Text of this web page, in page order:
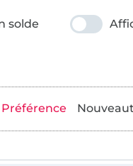
solde
Préférence